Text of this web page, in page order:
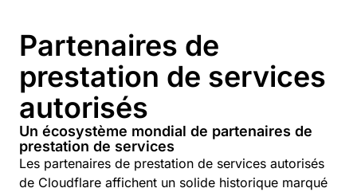
Partenaires de
prestation de services
autorisés
Un écosystème mondial de partenaires de
prestation de services
Les partenaires de prestation de services autorisés
de Cloudflare affichent un solide historique marqué